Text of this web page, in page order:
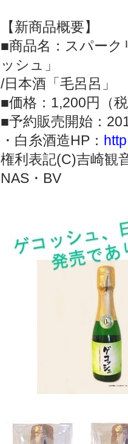
【新商品概要】
■商品名：スパー
ッシュ」
/日本酒「毛呂呂」
■価格：1,200円（
■予約販売開始：
・白糸酒造HP：
権利表記(C)吉崎観
NAS・BV